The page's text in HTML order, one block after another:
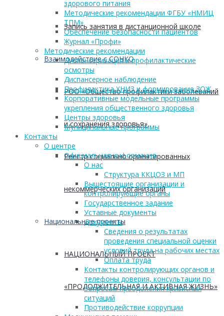
Запись занятия в дистанционной школе
Взаимодействие с СОНКО
РОО «Общество профилактики заболеваний
и сохранения здоровья»
Реестр социально ориентированных
некоммерческих организаций
Национальные проекты
НАЦИОНАЛЬНЫЙ ПРОЕКТ
«ПРОДОЛЖИТЕЛЬНАЯ И АКТИВНАЯ ЖИЗНЬ»
здорового питания
Методические рекомендации ФГБУ «НМИЦ
ТПМ»
Обеспечение безопасности пациентов
Журнал «Профи»
Методические рекомендации
Диспансеризация и профилактические
осмотры
Диспансерное наблюдение
Профилактика ХНИЗ и формирование ЗОЖ
Корпоративные модельные программы
укрепления общественного здоровья
Центры здоровья
Муниципальные программы
Контакты
О центре
Официальная информация
О нас
Структура ККЦОЗ и МП
Вышестоящие организации и
контролирующие органы
Государственное задание
Уставные документы
Документы
Сведения о результатах
проведения специальной оценки
условий труда на рабочих местах
Оплата труда
Контакты контролирующих органов и
телефоны доверия, консультации по
вопросам преодоления кризисных
ситуаций
Противодействие коррупции